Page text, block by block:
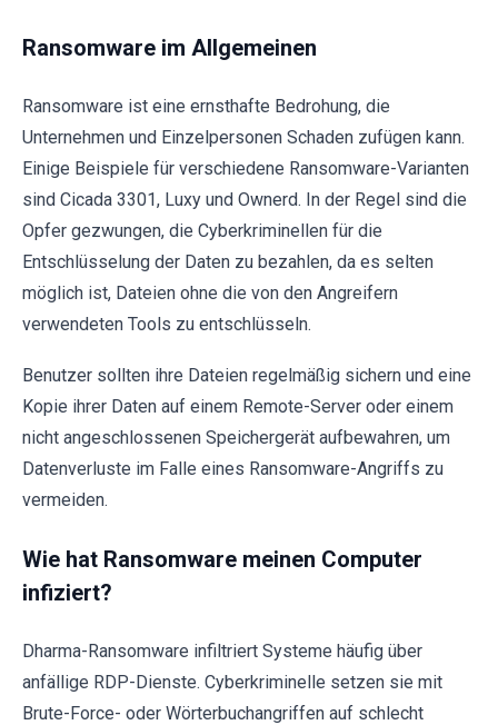
Ransomware im Allgemeinen
Ransomware ist eine ernsthafte Bedrohung, die
Unternehmen und Einzelpersonen Schaden zufügen kann.
Einige Beispiele für verschiedene Ransomware-Varianten
sind Cicada 3301, Luxy und Ownerd. In der Regel sind die
Opfer gezwungen, die Cyberkriminellen für die
Entschlüsselung der Daten zu bezahlen, da es selten
möglich ist, Dateien ohne die von den Angreifern
verwendeten Tools zu entschlüsseln.
Benutzer sollten ihre Dateien regelmäßig sichern und eine
Kopie ihrer Daten auf einem Remote-Server oder einem
nicht angeschlossenen Speichergerät aufbewahren, um
Datenverluste im Falle eines Ransomware-Angriffs zu
vermeiden.
Wie hat Ransomware meinen Computer
infiziert?
Dharma-Ransomware infiltriert Systeme häufig über
anfällige RDP-Dienste. Cyberkriminelle setzen sie mit
Brute-Force- oder Wörterbuchangriffen auf schlecht